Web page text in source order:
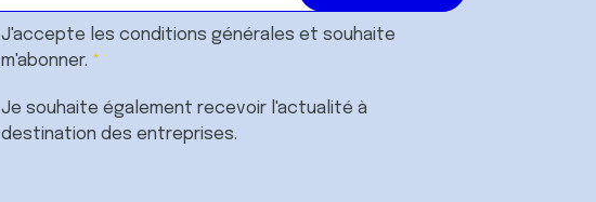
J'accepte les conditions générales et souhaite
m'abonner.
Je souhaite également recevoir l'actualité à
destination des entreprises.